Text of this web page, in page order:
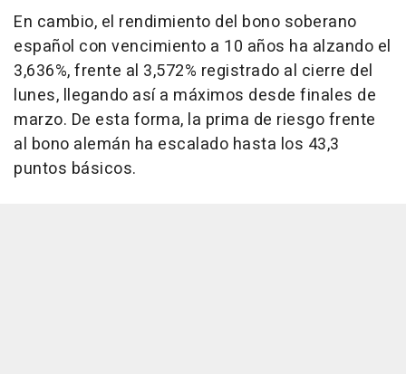
En cambio, el rendimiento del bono soberano
español con vencimiento a 10 años ha alzando el
3,636%, frente al 3,572% registrado al cierre del
lunes, llegando así a máximos desde finales de
marzo. De esta forma, la prima de riesgo frente
al bono alemán ha escalado hasta los 43,3
puntos básicos.